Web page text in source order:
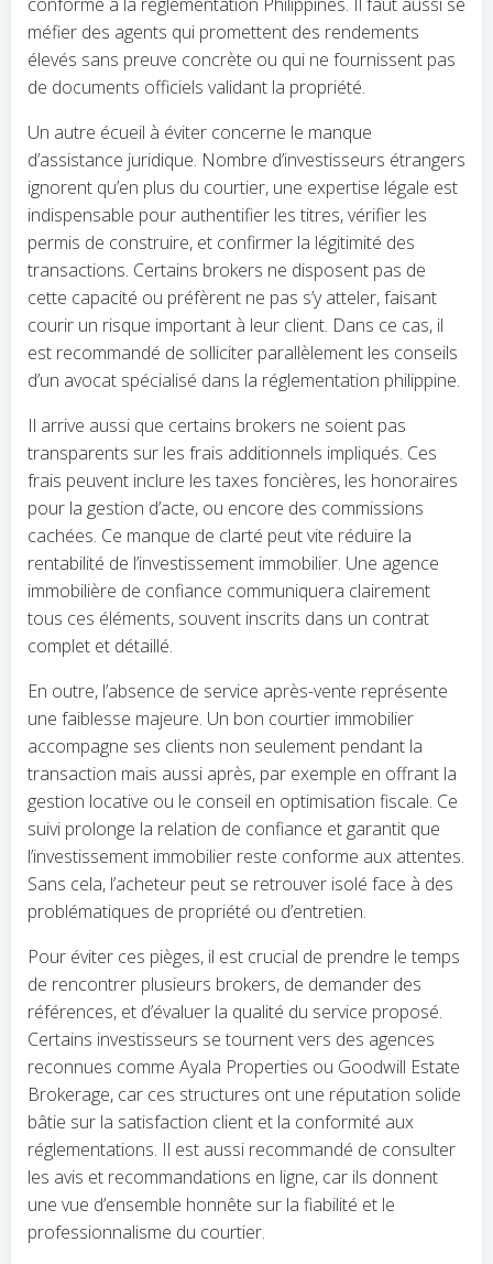
méfier des agents qui promettent des rendements
élevés sans preuve concrète ou qui ne fournissent pas
de documents officiels validant la propriété.
Un autre écueil à éviter concerne le manque
d’assistance juridique. Nombre d’investisseurs étrangers
ignorent qu’en plus du courtier, une expertise légale est
indispensable pour authentifier les titres, vérifier les
permis de construire, et confirmer la légitimité des
transactions. Certains brokers ne disposent pas de
cette capacité ou préfèrent ne pas s’y atteler, faisant
courir un risque important à leur client. Dans ce cas, il
est recommandé de solliciter parallèlement les conseils
d’un avocat spécialisé dans la réglementation philippine.
Il arrive aussi que certains brokers ne soient pas
transparents sur les frais additionnels impliqués. Ces
frais peuvent inclure les taxes foncières, les honoraires
pour la gestion d’acte, ou encore des commissions
cachées. Ce manque de clarté peut vite réduire la
rentabilité de l’investissement immobilier. Une agence
immobilière de confiance communiquera clairement
tous ces éléments, souvent inscrits dans un contrat
complet et détaillé.
En outre, l’absence de service après-vente représente
une faiblesse majeure. Un bon courtier immobilier
accompagne ses clients non seulement pendant la
transaction mais aussi après, par exemple en offrant la
gestion locative ou le conseil en optimisation fiscale. Ce
suivi prolonge la relation de confiance et garantit que
l’investissement immobilier reste conforme aux attentes.
Sans cela, l’acheteur peut se retrouver isolé face à des
problématiques de propriété ou d’entretien.
Pour éviter ces pièges, il est crucial de prendre le temps
de rencontrer plusieurs brokers, de demander des
références, et d’évaluer la qualité du service proposé.
Certains investisseurs se tournent vers des agences
reconnues comme Ayala Properties ou Goodwill Estate
Brokerage, car ces structures ont une réputation solide
bâtie sur la satisfaction client et la conformité aux
réglementations. Il est aussi recommandé de consulter
les avis et recommandations en ligne, car ils donnent
une vue d’ensemble honnête sur la fiabilité et le
professionnalisme du courtier.